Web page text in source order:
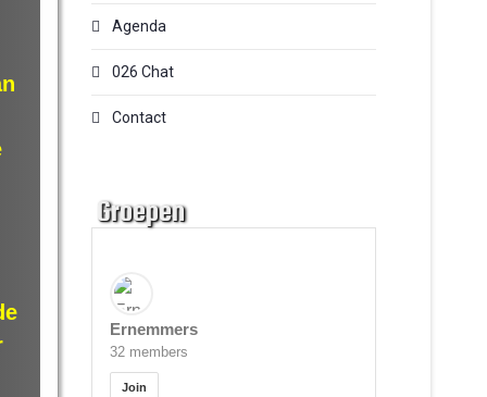
Agenda
026 Chat
Contact
Groepen
Ernemmers
32 members
Join